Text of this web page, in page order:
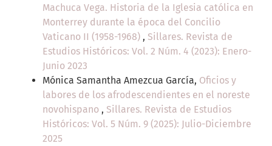
Machuca Vega. Historia de la Iglesia católica en
Monterrey durante la época del Concilio
Vaticano II (1958-1968) , Sillares. Revista de
Estudios Históricos: Vol. 2 Núm. 4 (2023): Enero-
Junio 2023
Mónica Samantha Amezcua García, Oficios y
labores de los afrodescendientes en el noreste
novohispano , Sillares. Revista de Estudios
Históricos: Vol. 5 Núm. 9 (2025): Julio-Diciembre
2025